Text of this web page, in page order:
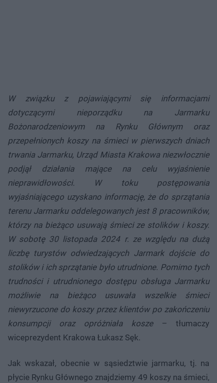
W związku z pojawiającymi się informacjami
dotyczącymi nieporządku na Jarmarku
Bożonarodzeniowym na Rynku Głównym oraz
przepełnionych koszy na śmieci w pierwszych dniach
trwania Jarmarku, Urząd Miasta Krakowa niezwłocznie
podjął działania mające na celu wyjaśnienie
nieprawidłowości. W toku postępowania
wyjaśniającego uzyskano informację, że do sprzątania
terenu Jarmarku oddelegowanych jest 8 pracowników,
którzy na bieżąco usuwają śmieci ze stolików i koszy.
W sobotę 30 listopada 2024 r. ze względu na dużą
liczbę turystów odwiedzających Jarmark dojście do
stolików i ich sprzątanie było utrudnione. Pomimo tych
trudności i utrudnionego dostępu obsługa Jarmarku
możliwie na bieżąco usuwała wszelkie śmieci
niewyrzucone do koszy przez klientów po zakończeniu
konsumpcji oraz opróżniała kosze– tłumaczy
wiceprezydent Krakowa Łukasz Sęk.
Jak wskazał, obecnie w sąsiedztwie jarmarku, tj. na
płycie Rynku Głównego znajdziemy 49 koszy na śmieci,